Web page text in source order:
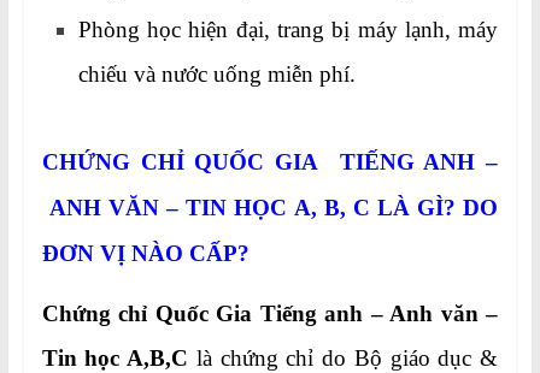
Phòng học hiện đại, trang bị máy lạnh, máy
chiếu và nước uống miễn phí.
CHỨNG CHỈ QUỐC GIA TIẾNG ANH –
ANH VĂN – TIN HỌC A, B, C LÀ GÌ? DO
ĐƠN VỊ NÀO CẤP?
Chứng chỉ Quốc Gia Tiếng anh – Anh văn –
Tin học A,B,C là chứng chỉ do Bộ giáo dục &